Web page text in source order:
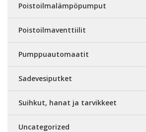
Poistoilmalämpöpumput
Poistoilmaventtiilit
Pumppuautomaatit
Sadevesiputket
Suihkut, hanat ja tarvikkeet
Uncategorized